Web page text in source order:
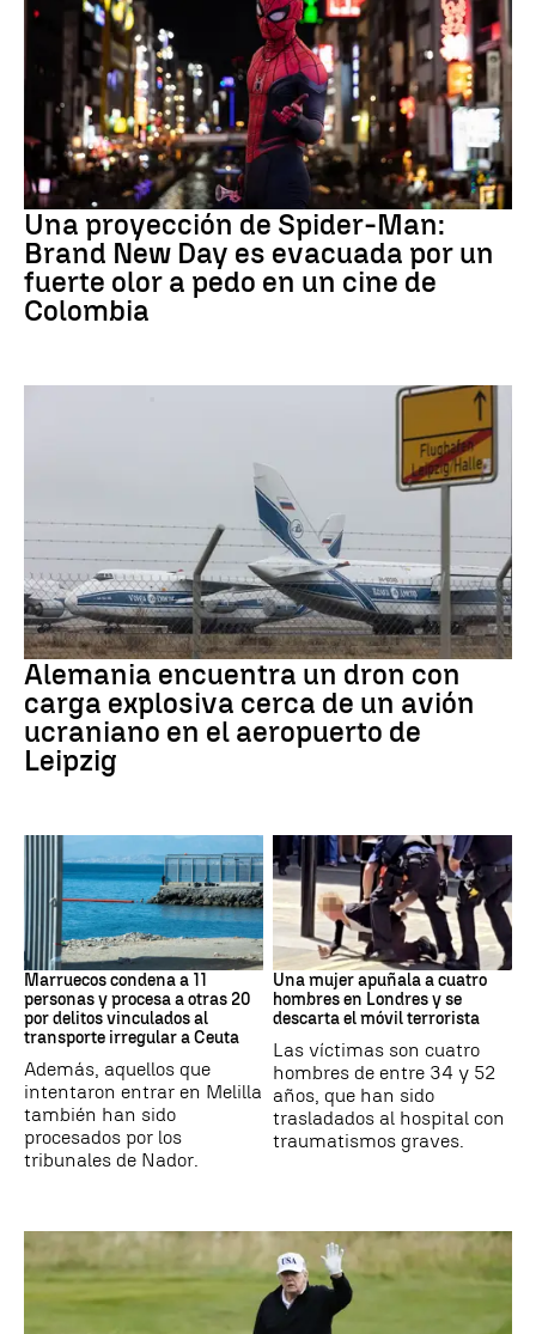
Pedo Spiderman
Una proyección de Spider-Man:
Brand New Day es evacuada por un
fuerte olor a pedo en un cine de
Colombia
Dron Ucrania
Alemania encuentra un dron con
carga explosiva cerca de un avión
ucraniano en el aeropuerto de
Leipzig
Marruecos
Marruecos condena a 11
personas y procesa a otras 20
por delitos vinculados al
transporte irregular a Ceuta
Además, aquellos que
intentaron entrar en Melilla
también han sido
procesados por los
tribunales de Nador.
Londres
Una mujer apuñala a cuatro
hombres en Londres y se
descarta el móvil terrorista
Las víctimas son cuatro
hombres de entre 34 y 52
años, que han sido
trasladados al hospital con
traumatismos graves.